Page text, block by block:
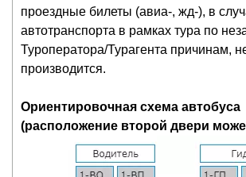
проездные билеты (авиа-, жд-), в
автотранспорта в рамках тура по
Туроператора/Турагента причинам,
производится.
Ориентировочная схема автобуса
(расположение второй двери